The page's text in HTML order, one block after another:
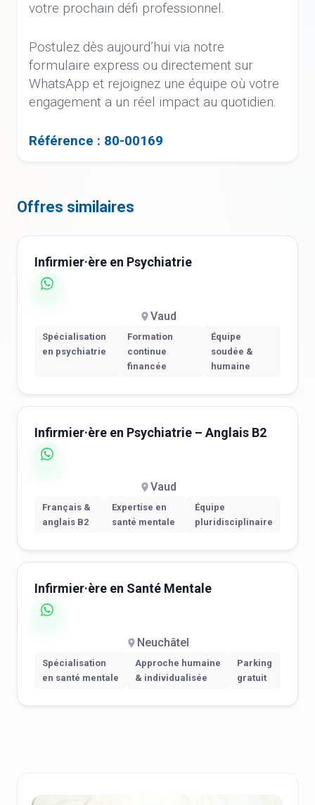
votre prochain défi professionnel.
Postulez dès aujourd’hui via notre
formulaire express ou directement sur
WhatsApp et rejoignez une équipe où votre
engagement a un réel impact au quotidien.
Référence : 80-00169
Offres similaires
Infirmier·ère en Psychiatrie
Vaud
Spécialisation
en psychiatrie
Formation
continue
financée
Équipe
soudée &
humaine
Infirmier·ère en Psychiatrie – Anglais B2
Vaud
Français &
anglais B2
Expertise en
santé mentale
Équipe
pluridisciplinaire
Infirmier·ère en Santé Mentale
Neuchâtel
Spécialisation
en santé mentale
Approche humaine
& individualisée
Parking
gratuit